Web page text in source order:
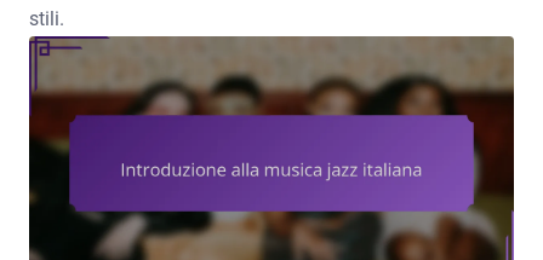
stili.